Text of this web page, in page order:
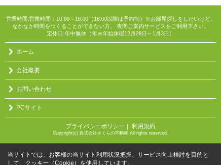
営業時間:営業時間：10:00～18:00（18:00以降は予約制）※お部屋探しをしたいけど、
なかなか時間をつくることができない方。 夜間ご案内サービスをご利用下さい。
定休日:年中無休（年末年始休暇12月29日～1月3日）
ホーム
会社概要
お問い合わせ
PCサイト
プライバシーポリシー ｜ 利用規約
Copyright(c) 株式会社さくらの不動産 All rights reserved.
当サイトでは、お客様の当サイト利用状況把握、サービス向上検討を目的と
して、クッキー（Cookie）を使用しています。